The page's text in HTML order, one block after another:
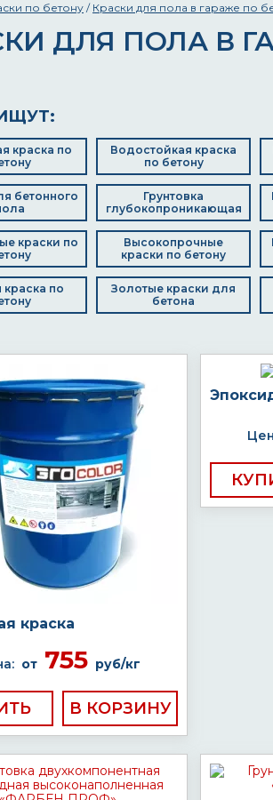
по бетону / Краски для пола в гараже по
ДЛЯ ПОЛА В
краска по
Водостойкая краска
по бетону
бетонного
Грунтовка
глубокопроникающая
краски по
Высокопрочные
краски по бетону
по
Золотые краски для
бетона
краска
от755 руб/кг